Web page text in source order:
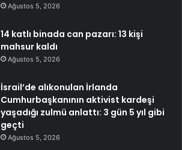
Ağustos 5, 2026
14 katlı binada can pazarı: 13 kişi
mahsur kaldı
Ağustos 5, 2026
İsrail’de alıkonulan İrlanda
Cumhurbaşkanının aktivist kardeşi
yaşadığı zulmü anlattı: 3 gün 5 yıl gibi
geçti
Ağustos 5, 2026